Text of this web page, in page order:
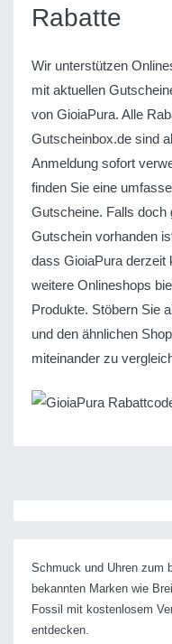
Rabatte
Wir unterstützen
mit aktuellen
von GioiaPura. Alle
Gutscheinbox.de sind
Anmeldung sofort
finden Sie eine
Gutscheine. Falls doch
Gutschein vorhanden
dass GioiaPura derzeit
weitere Onlineshops
Produkte. Stöbern Sie
und den ähnlichen
miteinander zu
Schmuck und Uhren zum
bekannten Marken wie
Fossil mit kostenlosem
entdecken.